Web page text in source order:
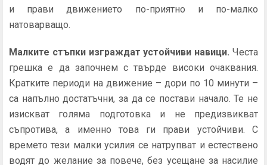
и прави движението по-приятно и по-малко
натоварващо.
Малките стъпки изграждат устойчиви навици. Честа
грешка е да започнем с твърде високи очаквания.
Кратките периоди на движение – дори по 10 минути –
са напълно достатъчни, за да се постави начало. Те не
изискват голяма подготовка и не предизвикват
съпротива, а именно това ги прави устойчиви. С
времето тези малки усилия се натрупват и естествено
водят до желание за повече, без усещане за насилие